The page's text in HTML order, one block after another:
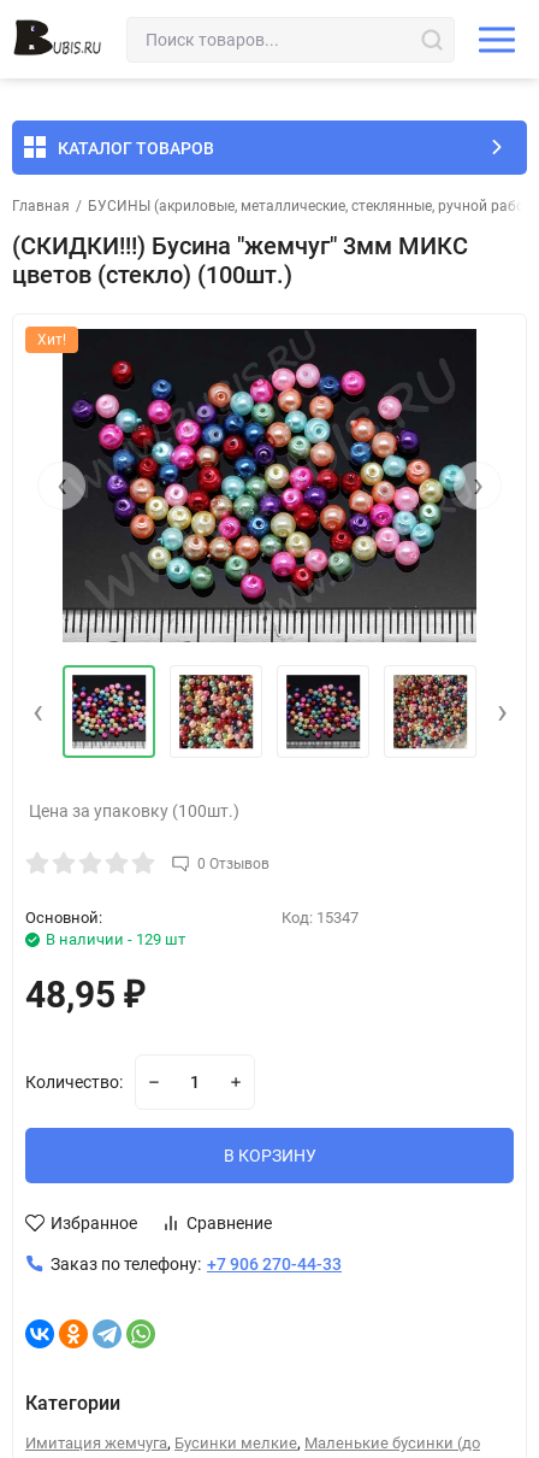
КАТАЛОГ ТОВАРОВ
Главная / БУСИНЫ (акриловые, металлические, стеклянные, ручной
(СКИДКИ!!!) Бусина "жемчуг" 3мм МИКС
цветов (стекло) (100шт.)
Хит!
‹ ›
‹ ›
Цена за упаковку (100шт.)
0 Отзывов
Основной:
В наличии - 129 шт
Код: 15347
48,95 ₽
Количество:
В КОРЗИНУ
Избранное Сравнение
Заказ по телефону: +7 906 270-44-33
Категории
Имитация жемчуга, Бусинки мелкие, Маленькие бусинки (до